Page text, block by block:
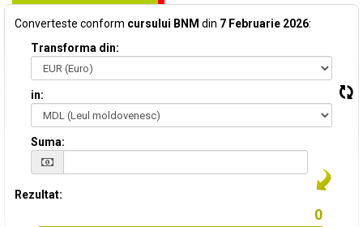
Converteste conform cursului BNM din 7 Februarie 2026:
Transforma din:
in:
Suma:
Rezultat: